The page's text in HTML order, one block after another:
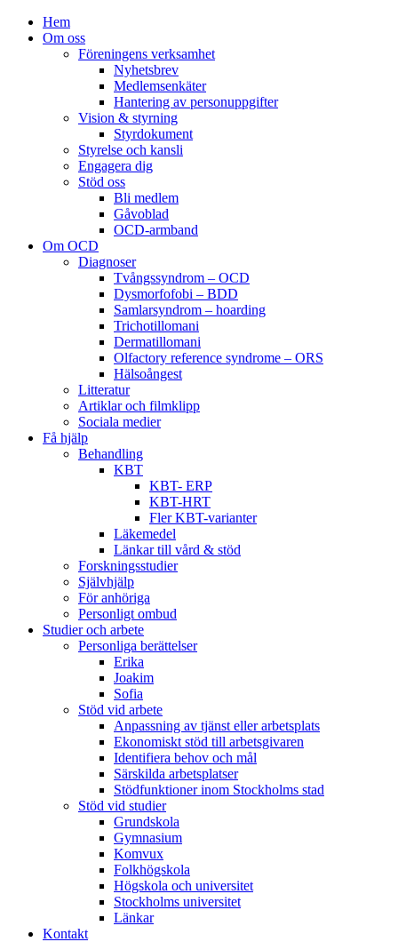
Hem
Om oss
Föreningens verksamhet
Nyhetsbrev
Medlemsenkäter
Hantering av personuppgifter
Vision & styrning
Styrdokument
Styrelse och kansli
Engagera dig
Stöd oss
Bli medlem
Gåvoblad
OCD-armband
Om OCD
Diagnoser
Tvångssyndrom – OCD
Dysmorfofobi – BDD
Samlarsyndrom – hoarding
Trichotillomani
Dermatillomani
Olfactory reference syndrome – ORS
Hälsoångest
Litteratur
Artiklar och filmklipp
Sociala medier
Få hjälp
Behandling
KBT
KBT- ERP
KBT-HRT
Fler KBT-varianter
Läkemedel
Länkar till vård & stöd
Forskningsstudier
Självhjälp
För anhöriga
Personligt ombud
Studier och arbete
Personliga berättelser
Erika
Joakim
Sofia
Stöd vid arbete
Anpassning av tjänst eller arbetsplats
Ekonomiskt stöd till arbetsgivaren
Identifiera behov och mål
Särskilda arbetsplatser
Stödfunktioner inom Stockholms stad
Stöd vid studier
Grundskola
Gymnasium
Komvux
Folkhögskola
Högskola och universitet
Stockholms universitet
Länkar
Kontakt